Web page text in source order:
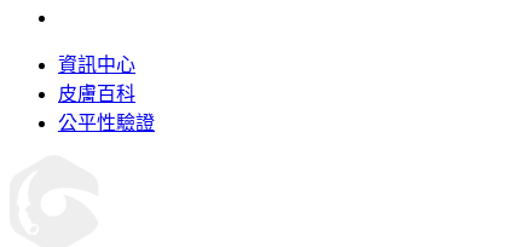
資訊中心
皮膚百科
公平性驗證